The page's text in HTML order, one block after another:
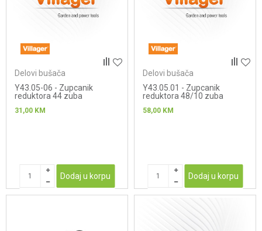
Delovi bušača
Y43.05-06 - Zupcanik
reduktora 44 zuba
31,00 KM
Dodaj u korpu
Delovi bušača
Y43.05.01 - Zupcanik
reduktora 48/10 zuba
58,00 KM
Dodaj u korpu